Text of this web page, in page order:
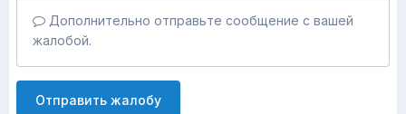
Дополнительно отправьте сообщение с вашей
жалобой.
Отправить жалобу